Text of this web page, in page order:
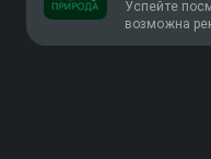
Успейте
возможна